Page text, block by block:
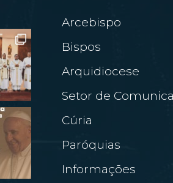
Arcebispo
Bispos
Arquidiocese
Setor de
Cúria
Paróquias
Informações